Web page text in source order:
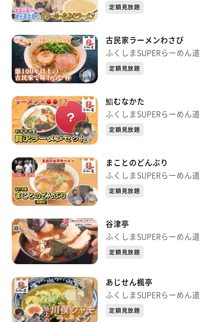
定額見放題
古民家ラーメンわさび
ふくしまSUPERらーめん道
定額見放題
鮨むなかた
ふくしまSUPERらーめん道
定額見放題
まことのどんぶり
ふくしまSUPERらーめん道
定額見放題
谷津亭
ふくしまSUPERらーめん道
定額見放題
あじせん楓亭
ふくしまSUPERらーめん道
定額見放題